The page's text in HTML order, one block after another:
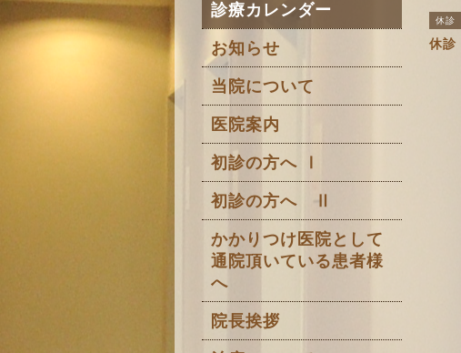
休診
休診
診療カレンダー
お知らせ
当院について
医院案内
初診の方へ Ⅰ
初診の方へ Ⅱ
かかりつけ医院として
通院頂いている患者様
へ
院長挨拶